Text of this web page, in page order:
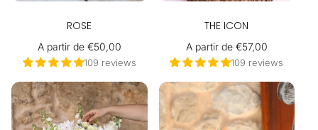
ROSE
Precio
habitual
A partir de €50,00
109 reviews
THE ICON
Precio
habitual
A partir de €57,00
109 reviews